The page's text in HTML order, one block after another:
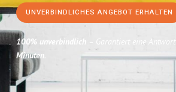
UNVERBINDLICHES ANGEBOT ERHALTEN
100% unverbindlich – Garantiert eine Antwort
Minuten.